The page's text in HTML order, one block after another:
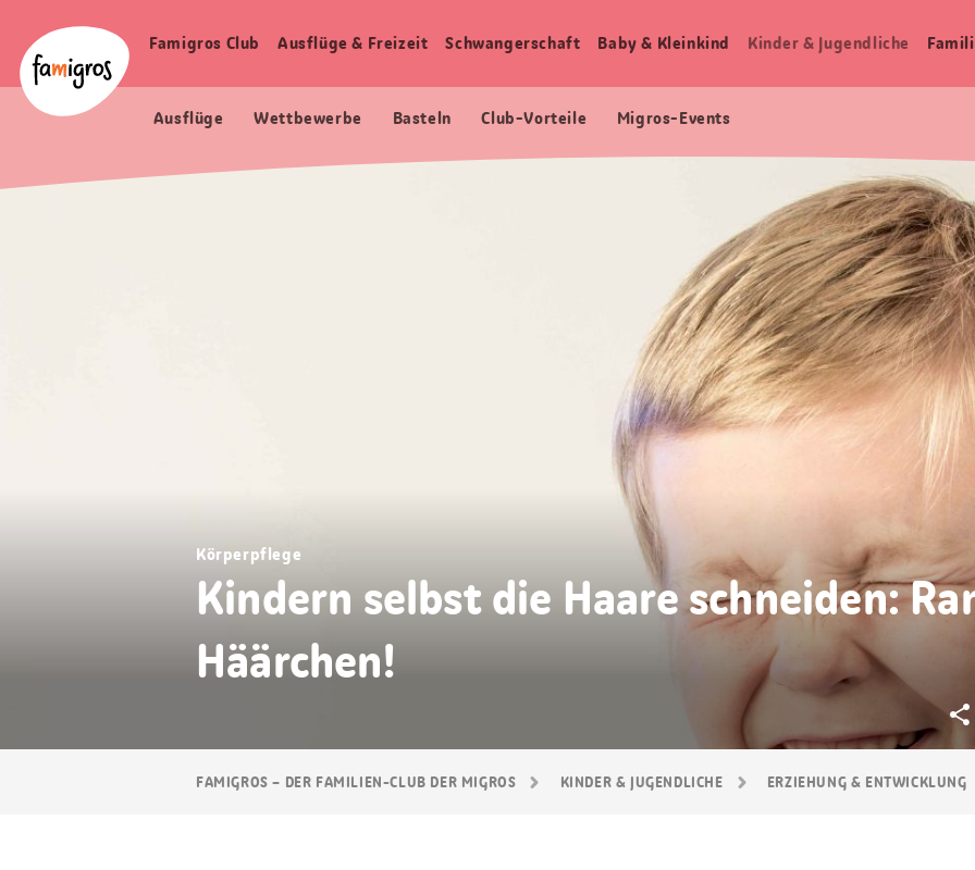
Navigation
Logo
Haupt
Famigros Club Ausflüge & Freizeit Schwangerschaft Baby & Kleinkind Kinder & Jugendliche
Ausflüge Wettbewerbe Basteln Club-Vorteile Migros-Events
FAMIGROS – DER FAMILIEN-CLUB DER MIGROS KINDER & JUGENDLICHE ERZIEHUNG & ENTWICKLUNG
Körperpflege
Kindern selbst die Haare schneiden:
Häärchen!